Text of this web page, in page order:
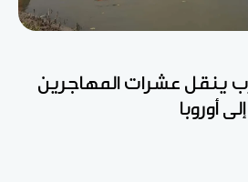
ينقل عشرات المهاجرين
أوروبا